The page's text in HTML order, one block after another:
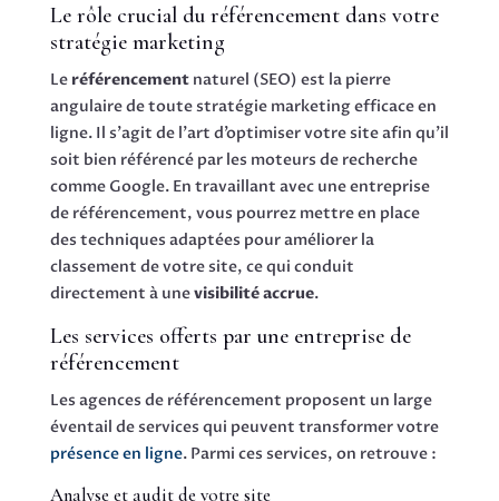
Le rôle crucial du référencement dans votre
stratégie marketing
Le référencementnaturel (SEO) est la pierre
angulaire de toute stratégie marketing efficace en
ligne. Il s’agit de l’art d’optimiser votre site afin qu’il
soit bien référencé par les moteurs de recherche
comme Google. En travaillant avec une entreprise
de référencement, vous pourrez mettre en place
des techniques adaptées pour améliorer la
classement de votre site, ce qui conduit
directement à unevisibilité accrue.
Les services offerts par une entreprise de
référencement
Les agences de référencement proposent un large
éventail de services qui peuvent transformer votre
présence en ligne. Parmi ces services, on retrouve :
Analyse et audit de votre site